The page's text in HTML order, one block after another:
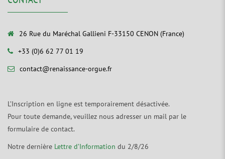
26 Rue du Maréchal Gallieni F-33150 CENON (France)
+33 (0)6 62 77 01 19
contact@renaissance-orgue.fr
L’Inscription en ligne est temporairement désactivée.
Pour toute demande, veuillez nous adresser un mail par le
formulaire de contact.
Notre dernière Lettre d’Information du 2/8/26